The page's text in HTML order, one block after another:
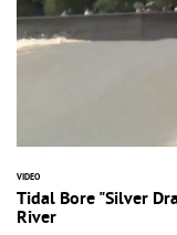
VIDEO
Tidal Bore "Silver
River